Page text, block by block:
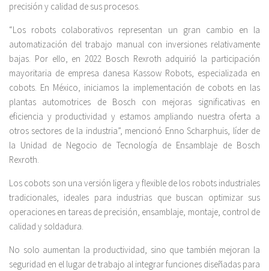
precisión y calidad de sus procesos.
“Los robots colaborativos representan un gran cambio en la
automatización del trabajo manual con inversiones relativamente
bajas. Por ello, en 2022 Bosch Rexroth adquirió la participación
mayoritaria de empresa danesa Kassow Robots, especializada en
cobots. En México, iniciamos la implementación de cobots en las
plantas automotrices de Bosch con mejoras significativas en
eficiencia y productividad y estamos ampliando nuestra oferta a
otros sectores de la industria”, mencionó Enno Scharphuis, líder de
la Unidad de Negocio de Tecnología de Ensamblaje de Bosch
Rexroth.
Los cobots son una versión ligera y flexible de los robots industriales
tradicionales, ideales para industrias que buscan optimizar sus
operaciones en tareas de precisión, ensamblaje, montaje, control de
calidad y soldadura.
No solo aumentan la productividad, sino que también mejoran la
seguridad en el lugar de trabajo al integrar funciones diseñadas para